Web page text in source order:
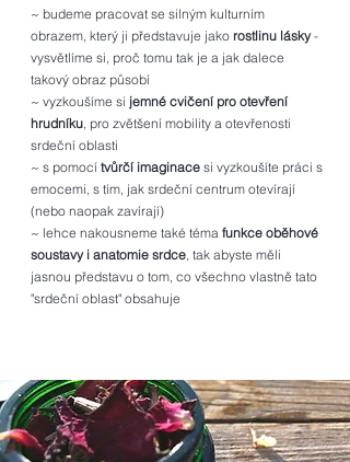
~ budeme pracovat se silným kulturním
obrazem, který ji představuje jako rostlinu lásky-
vysvětlíme si, proč tomu tak je a jak dalece
takový obraz působí
~ vyzkoušíme si jemné cvičení pro otevření
hrudníku, pro zvětšení mobility a otevřenosti
srdeční oblasti
~ s pomocí tvůrčí imaginace si vyzkoušíte práci s
emocemi, s tím, jak srdeční centrum otevírají
(nebo naopak zavírají)
~ lehce nakousneme také téma funkce oběhové
soustavy i anatomie srdce, tak abyste měli
jasnou představu o tom, co všechno vlastně tato
"srdeční oblast" obsahuje